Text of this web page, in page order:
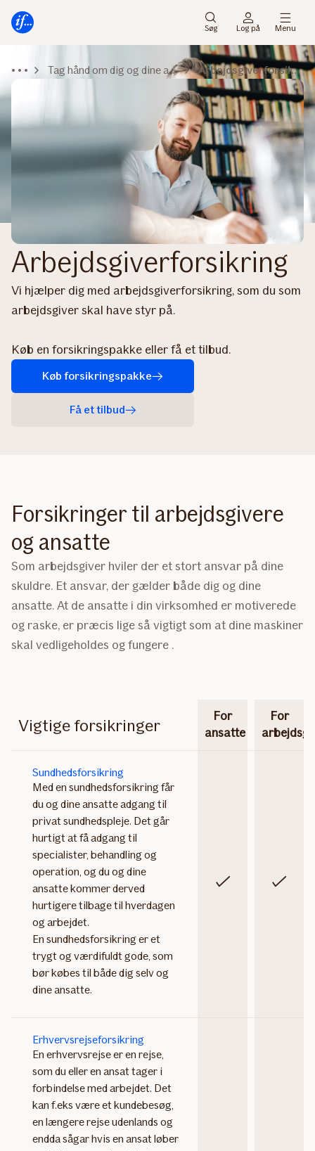
Søg Log på Menu
Tag hånd om dig og dine ansatte Arbejdsgiverforsikring
Arbejdsgiverforsikring
Vi hjælper dig med arbejdsgiverforsikring, som du som
arbejdsgiver skal have styr på.
Køb en forsikringspakke eller få et tilbud.
Køb forsikringspakke
Få et tilbud
Forsikringer til arbejdsgivere
og ansatte
Som arbejdsgiver hviler der et stort ansvar på dine
skuldre. Et ansvar, der gælder både dig og dine
ansatte. At de ansatte i din virksomhed er motiverede
og raske, er præcis lige så vigtigt som at dine maskiner
skal vedligeholdes og fungere .
Vigtige forsikringer
For
ansatte
For
Sundhedsforsikring
Med en sundhedsforsikring får
du og dine ansatte adgang til
privat sundhedspleje. Det går
hurtigt at få adgang til
specialister, behandling og
operation, og du og dine
ansatte kommer derved
hurtigere tilbage til hverdagen
og arbejdet.
En sundhedsforsikring er et
trygt og værdifuldt gode, som
bør købes til både dig selv og
dine ansatte.
Inkluderet Inkluderet
Erhvervsrejseforsikring
En erhvervsrejse er en rejse,
som du eller en ansat tager i
forbindelse med arbejdet. Det
kan f.eks være et kundebesøg,
en længere rejse udenlands og
endda sågar hvis en ansat løber